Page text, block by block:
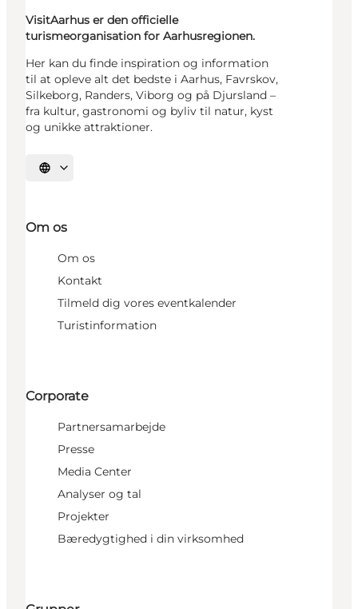
VisitAarhus er den officielle
turismeorganisation for Aarhusregionen.
Her kan du finde inspiration og information
til at opleve alt det bedste i Aarhus, Favrskov,
Silkeborg, Randers, Viborg og på Djursland –
fra kultur, gastronomi og byliv til natur, kyst
og unikke attraktioner.
Vælg sprog
Om os
Om os
Kontakt
Tilmeld dig vores eventkalender
Turistinformation
Corporate
Partnersamarbejde
Presse
Media Center
Analyser og tal
Projekter
Bæredygtighed i din virksomhed